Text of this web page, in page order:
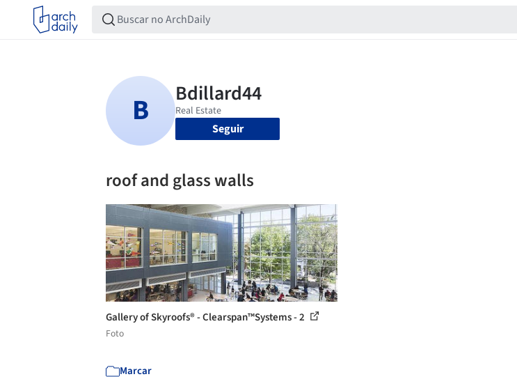
Seguir
roof and glass walls
Gallery of Skyroofs® - Clearspan™Systems - 2
Foto
Marcar